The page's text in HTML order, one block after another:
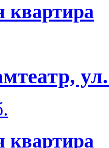
квартира
квартира